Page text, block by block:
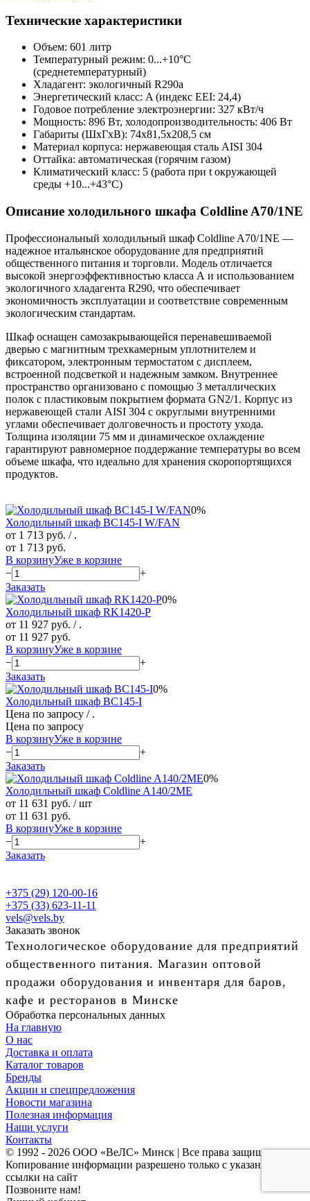
Технические характеристики
Объем: 601 литр
Температурный режим: 0...+10°С
(среднетемпературный)
Хладагент: экологичный R290а
Энергетический класс: A (индекс EEI: 24,4)
Годовое потребление электроэнергии: 327 кВт/ч
Мощность: 896 Вт, холодопроизводительность: 406 Вт
Габариты (ШxГxВ): 74x81,5x208,5 см
Материал корпуса: нержавеющая сталь AISI 304
Оттайка: автоматическая (горячим газом)
Климатический класс: 5 (работа при t окружающей
среды +10...+43°С)
Описание холодильного шкафа Coldline A70/1NE
Профессиональный холодильный шкаф Coldline A70/1NE —
надежное итальянское оборудование для предприятий
общественного питания и торговли. Модель отличается
высокой энергоэффективностью класса А и использованием
экологичного хладагента R290, что обеспечивает
экономичность эксплуатации и соответствие современным
экологическим стандартам.
Шкаф оснащен самозакрывающейся перенавешиваемой
дверью с магнитным трехкамерным уплотнителем и
фиксатором, электронным термостатом с дисплеем,
встроенной подсветкой и надежным замком. Внутреннее
пространство организовано с помощью 3 металлических
полок с пластиковым покрытием формата GN2/1. Корпус из
нержавеющей стали AISI 304 с округлыми внутренними
углами обеспечивает долговечность и простоту ухода.
Толщина изоляции 75 мм и динамическое охлаждение
гарантируют равномерное поддержание температуры во всем
объеме шкафа, что идеально для хранения скоропортящихся
продуктов.
0%
Холодильный шкаф BC145-I W/FAN
от 1 713 руб. / .
от 1 713 руб.
В корзинуУже в корзине
−
+
Заказать
0%
Холодильный шкаф RK1420-P
от 11 927 руб. / .
от 11 927 руб.
В корзинуУже в корзине
−
+
Заказать
0%
Холодильный шкаф BC145-I
Цена по запросу / .
Цена по запросу
В корзинуУже в корзине
−
+
Заказать
0%
Холодильный шкаф Coldline A140/2ME
от 11 631 руб. / шт
от 11 631 руб.
В корзинуУже в корзине
−
+
Заказать
+375 (29) 120-00-16
+375 (33) 623-11-11
vels@vels.by
Заказать звонок
Технологическое оборудование для предприятий
общественного питания. Магазин оптовой
продажи оборудования и инвентаря для баров,
кафе и ресторанов в Минске
Обработка персональных данных
На главную
О нас
Доставка и оплата
Каталог товаров
Бренды
Акции и спецпредложения
Новости магазина
Полезная информация
Наши услуги
Контакты
© 1992 - 2026 ООО «ВеЛС» Минск | Все права защищены
Копирование информации разрешено только с указанием
ссылки на сайт
Позвоните нам!